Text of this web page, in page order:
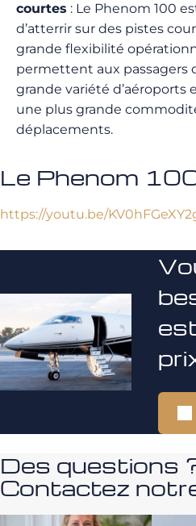
courtes : Le Phenom 100
d’atterrir sur des pistes
grande flexibilité
permettent aux passagers
grande variété d’aéroports
une plus grande
déplacements.
Le Phenom
https://youtu.be/
Des questions
Contactez